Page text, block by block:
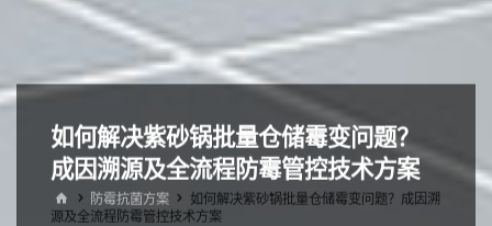
菌
剂|
水
剂|
干
如何解决紫砂锅批量仓储霉变问题？
成因溯源及全流程防霉管控技术方案
首
页
防霉抗菌方案
如何解决紫砂锅批量仓储霉变问题？成因溯
源及全流程防霉管控技术方案